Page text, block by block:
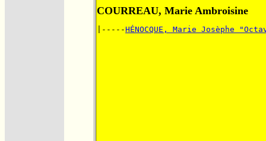
COURREAU, Marie Ambroisine
|-----HÉNOCQUE, Marie Josèphe